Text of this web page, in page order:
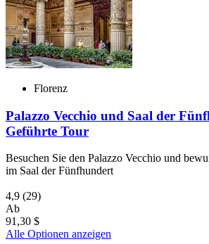
Florenz
Palazzo Vecchio und Saal der
Geführte Tour
Besuchen Sie den Palazzo Vecchio und
im Saal der Fünfhundert
4,9 (29)
Ab
91,30 $
Alle Optionen anzeigen